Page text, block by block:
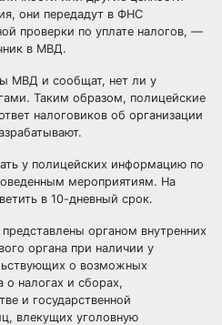
они передадут в ФНС
проверки по уплате налогов, —
в МВД.
МВД и сообщат, нет ли у
Таким образом, полицейские
налоговиков об организации
у полицейских информацию по
мероприятиям. На
в 10-дневный срок.
органом внутренних
органа при наличии у
о возможных
о налогах и сборах,
и государственной
влекущих уголовную